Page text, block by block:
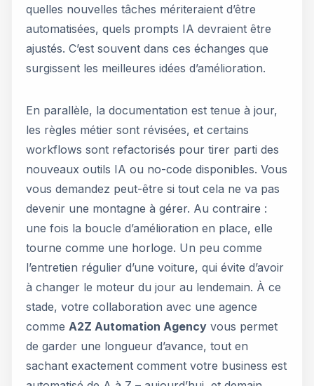
quelles nouvelles tâches mériteraient d’être
automatisées, quels prompts IA devraient être
ajustés. C’est souvent dans ces échanges que
surgissent les meilleures idées d’amélioration.
En parallèle, la documentation est tenue à jour,
les règles métier sont révisées, et certains
workflows sont refactorisés pour tirer parti des
nouveaux outils IA ou no-code disponibles. Vous
vous demandez peut-être si tout cela ne va pas
devenir une montagne à gérer. Au contraire :
une fois la boucle d’amélioration en place, elle
tourne comme une horloge. Un peu comme
l’entretien régulier d’une voiture, qui évite d’avoir
à changer le moteur du jour au lendemain. À ce
stade, votre collaboration avec une agence
comme A2Z Automation Agency vous permet
de garder une longueur d’avance, tout en
sachant exactement comment votre business est